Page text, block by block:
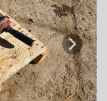
Next